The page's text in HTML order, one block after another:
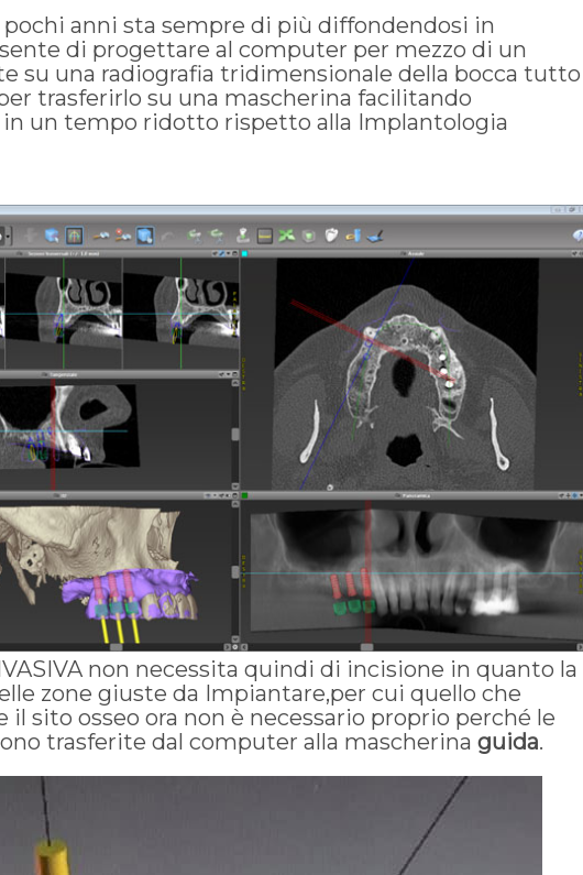
anni sta sempre di più diffondendosi in
di progettare al computer per mezzo di un
su una radiografia tridimensionale della bocca tutto
trasferirlo su una mascherina facilitando
in un tempo ridotto rispetto alla Implantologia
non necessita quindi di incisione in quanto la
zone giuste da Impiantare,per cui quello che
il sito osseo ora non è necessario proprio perché le
trasferite dal computer alla mascherina guida.